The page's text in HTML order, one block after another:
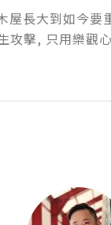
長大到如今要
攻擊, 只用樂觀